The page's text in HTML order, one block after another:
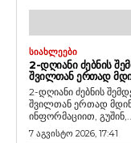
ᲡᲘᲐᲮᲚᲔᲔᲑᲘ
2-ᲓᲦᲘᲐᲜᲘ ᲫᲔᲑᲜᲘᲡ
ᲨᲕᲘᲚᲗᲐᲜ ᲔᲠᲗᲐᲓ
2-დღიანი ძებნის
შვილთან ერთად
ინფორმაციით, გუშინ,...
7 აგვისტო 2026, 17:41